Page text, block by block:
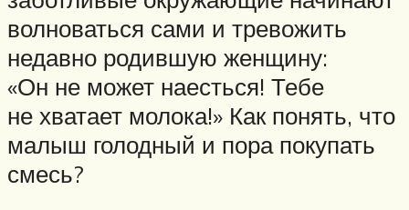
волноваться сами и тревожить
недавно родившую женщину:
«Он не может наесться! Тебе
не хватает молока!» Как понять, что
малыш голодный и пора покупать
смесь?